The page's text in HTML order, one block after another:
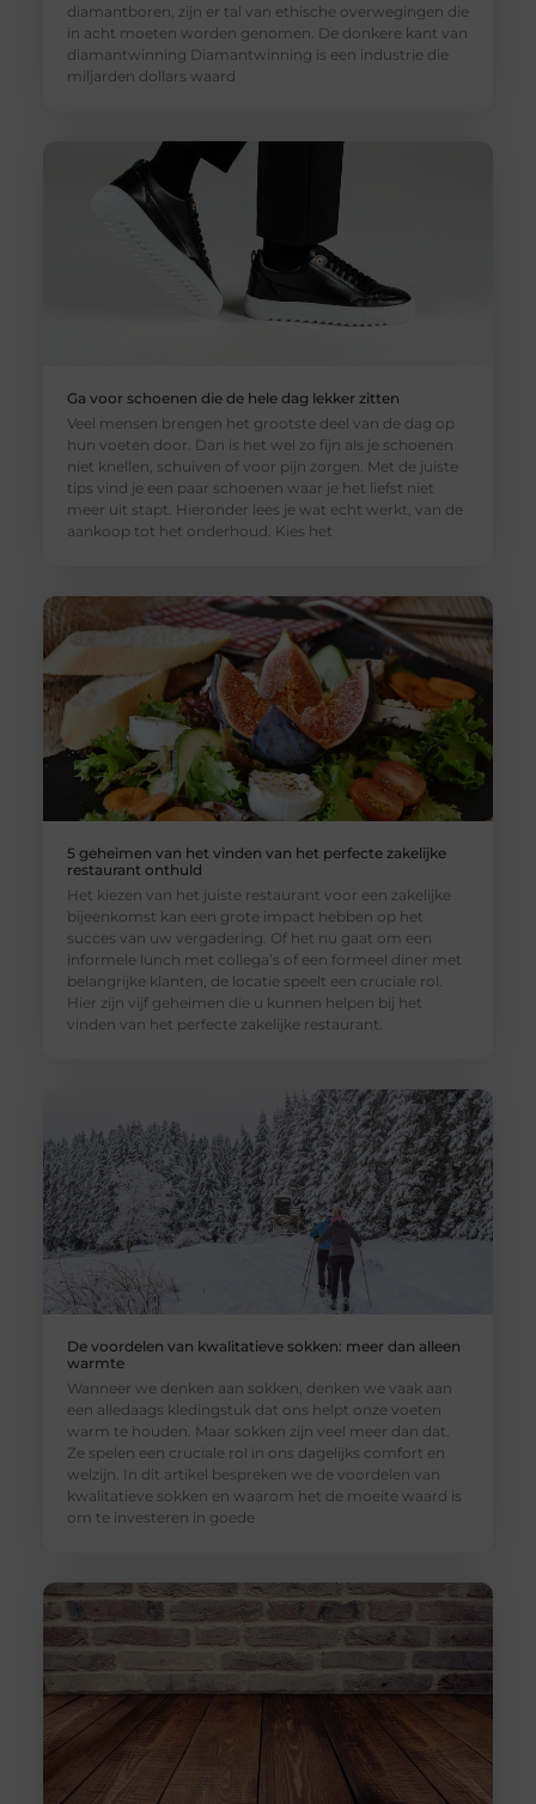
diamantboren, zijn er tal van ethische overwegingen die
in acht moeten worden genomen. De donkere kant van
diamantwinning Diamantwinning is een industrie die
miljarden dollars waard
Ga voor schoenen die de hele dag lekker zitten
Veel mensen brengen het grootste deel van de dag op
hun voeten door. Dan is het wel zo fijn als je schoenen
niet knellen, schuiven of voor pijn zorgen. Met de juiste
tips vind je een paar schoenen waar je het liefst niet
meer uit stapt. Hieronder lees je wat echt werkt, van de
aankoop tot het onderhoud. Kies het
5 geheimen van het vinden van het perfecte zakelijke
restaurant onthuld
Het kiezen van het juiste restaurant voor een zakelijke
bijeenkomst kan een grote impact hebben op het
succes van uw vergadering. Of het nu gaat om een
informele lunch met collega’s of een formeel diner met
belangrijke klanten, de locatie speelt een cruciale rol.
Hier zijn vijf geheimen die u kunnen helpen bij het
vinden van het perfecte zakelijke restaurant.
De voordelen van kwalitatieve sokken: meer dan alleen
warmte
Wanneer we denken aan sokken, denken we vaak aan
een alledaags kledingstuk dat ons helpt onze voeten
warm te houden. Maar sokken zijn veel meer dan dat.
Ze spelen een cruciale rol in ons dagelijks comfort en
welzijn. In dit artikel bespreken we de voordelen van
kwalitatieve sokken en waarom het de moeite waard is
om te investeren in goede